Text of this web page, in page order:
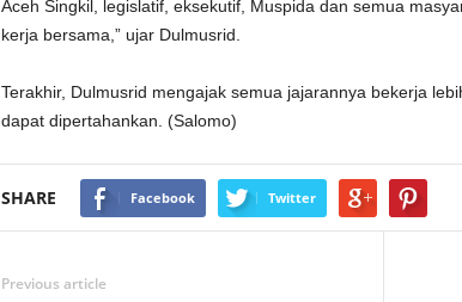
Aceh Singkil, legislatif, eksekutif, Muspida dan semua
kerja bersama,” ujar Dulmusrid.
Terakhir, Dulmusrid mengajak semua jajarannya bekerja
dapat dipertahankan. (Salomo)
SHARE Facebook Twitter
Previous article